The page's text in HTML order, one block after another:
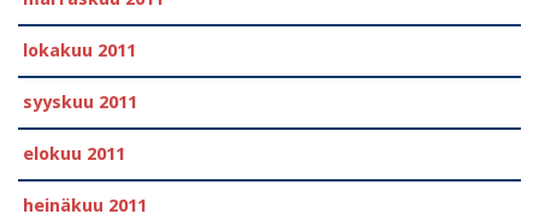
lokakuu 2011
syyskuu 2011
elokuu 2011
heinäkuu 2011